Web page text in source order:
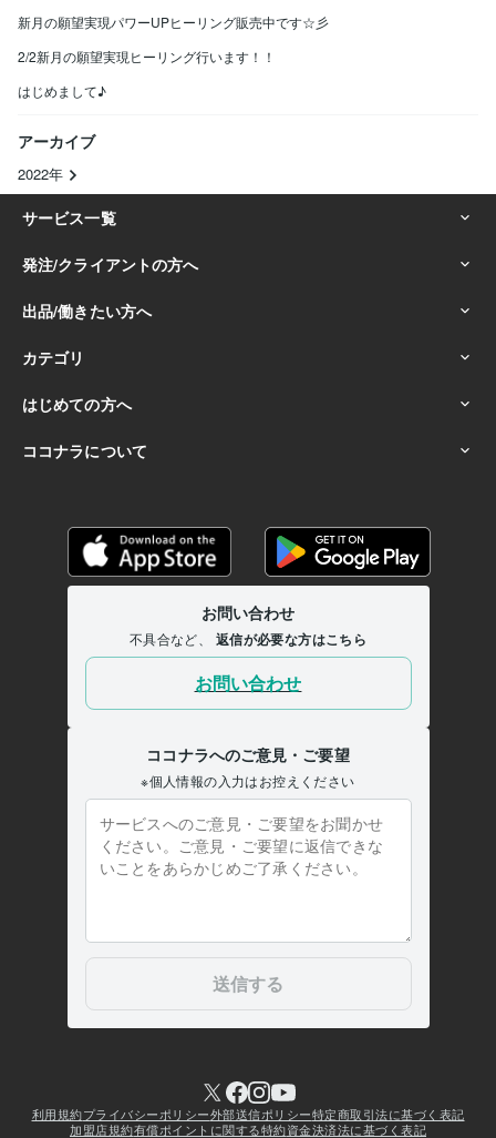
新月の願望実現パワーUPヒーリング販売中です☆彡
2/2新月の願望実現ヒーリング行います！！
はじめまして♪
アーカイブ
2022年